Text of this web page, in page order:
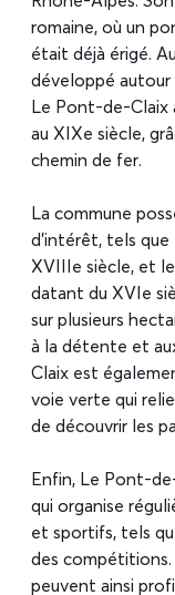
romaine, où un
était déjà érigé.
développé autour
Le Pont-de-Claix
au XIXe siècle,
chemin de fer.
La commune
d’intérêt, tels que
XVIIIe siècle, et
datant du XVIe
sur plusieurs
à la détente et
Claix est
voie verte qui
de découvrir les
Enfin, Le Pont-
qui organise
et sportifs, tels
des
peuvent ainsi